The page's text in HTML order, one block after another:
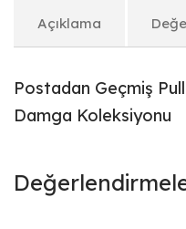
Açıklama
Postadan Geçmiş
Damga Koleksiyonu